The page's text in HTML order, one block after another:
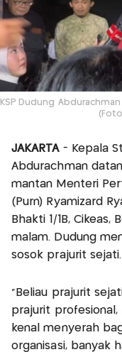
KSP Dudung
JAKARTA- Kepala
Abdurachman
mantan Menteri
(Purn) Ryamizard
Bhakti 1/1B, Cikeas,
malam. Dudung
sosok prajurit sejati.
"Beliau prajurit
prajurit profesional,
kenal menyerah
organisasi, banyak